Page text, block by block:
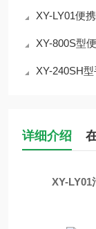
XY-LY01便携式
XY-800S型
XY-240SH型手
详细介绍
XY-LY01